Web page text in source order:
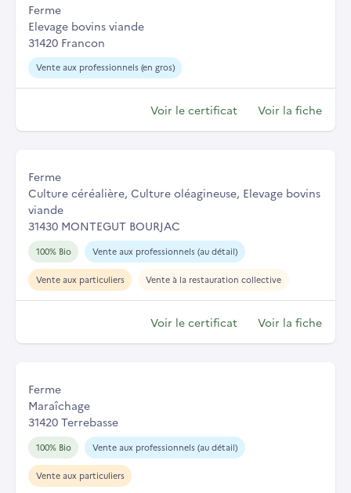
Ferme
Elevage bovins viande
31420 Francon
Vente aux professionnels (en gros)
Voir le certificat Voir la fiche
Ferme
Culture céréalière, Culture oléagineuse, Elevage bovins
viande
31430 MONTEGUT BOURJAC
100% Bio Vente aux professionnels (au détail)
Vente aux particuliers Vente à la restauration collective
Voir le certificat Voir la fiche
Ferme
Maraîchage
31420 Terrebasse
100% Bio Vente aux professionnels (au détail)
Vente aux particuliers